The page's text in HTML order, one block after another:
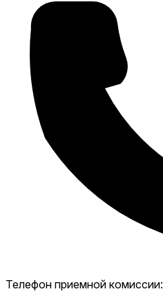
Телефон приемной комиссии: